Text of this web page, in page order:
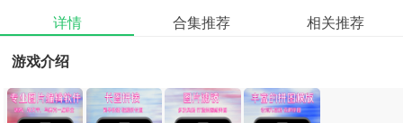
详情 合集推荐
相关推荐
游戏介绍